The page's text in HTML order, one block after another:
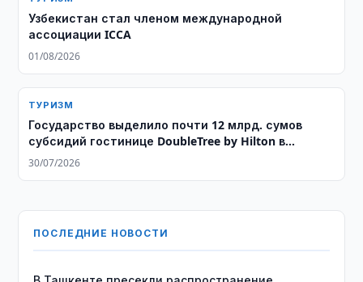
Узбекистан стал членом международной
ассоциации ICCA
01/08/2026
ТУРИЗМ
Государство выделило почти 12 млрд. сумов
субсидий гостинице DoubleTree by Hilton в
Ташкенте
30/07/2026
ПОСЛЕДНИЕ НОВОСТИ